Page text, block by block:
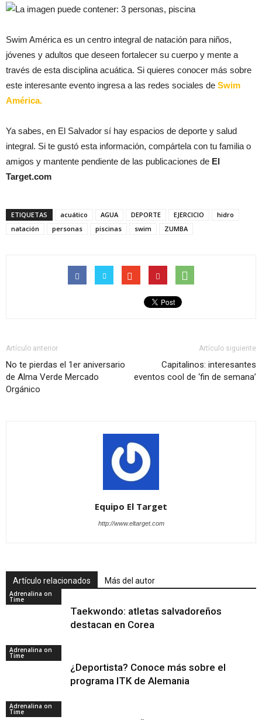
Swim América es un centro integral de natación para niños,
jóvenes y adultos que deseen fortalecer su cuerpo y mente a
través de esta disciplina acuática. Si quieres conocer más sobre
este interesante evento ingresa a las redes sociales de Swim
América.
Ya sabes, en El Salvador sí hay espacios de deporte y salud
integral. Si te gustó esta información, compártela con tu familia o
amigos y mantente pendiente de las publicaciones de El
Target.com
ETIQUETAS acuático AGUA DEPORTE EJERCICIO
hidro
natación
personas piscinas swim ZUMBA
Artículo anterior
No te pierdas el 1er aniversario
de Alma Verde Mercado
Orgánico
Artículo siguiente
Capitalinos: interesantes
eventos cool de ‘fin de semana’
Equipo El Target
http://www.eltarget.com
Artículo relacionados Más del autor
Adrenalina on
Time
Taekwondo: atletas salvadoreños
destacan en Corea
Adrenalina on
Time
¿Deportista? Conoce más sobre el
programa ITK de Alemania
Adrenalina on
Time